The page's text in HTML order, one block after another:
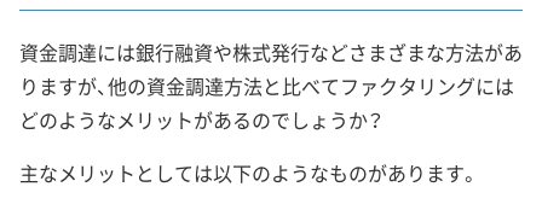
資金調達には銀行融資や株式発行などさまざまな方法があ
りますが、他の資金調達方法と比べてファクタリングには
どのようなメリットがあるのでしょうか？
主なメリットとしては以下のようなものがあります。